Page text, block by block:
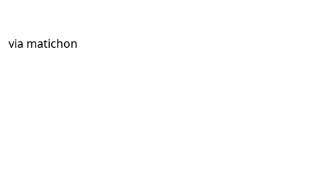
via matichon